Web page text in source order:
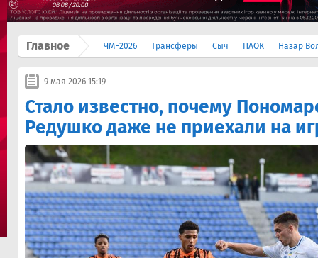
Главное ЧМ-2026 Трансферы Сыч ПАОК Назар
9 мая 2026 15:19
Стало известно, почему
Редушко даже не приехали на